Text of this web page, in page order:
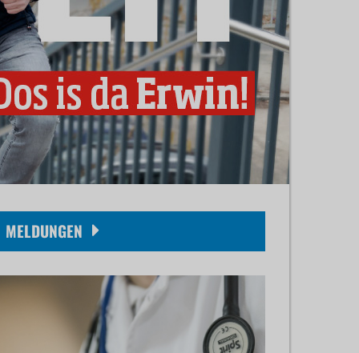
MELDUNGEN